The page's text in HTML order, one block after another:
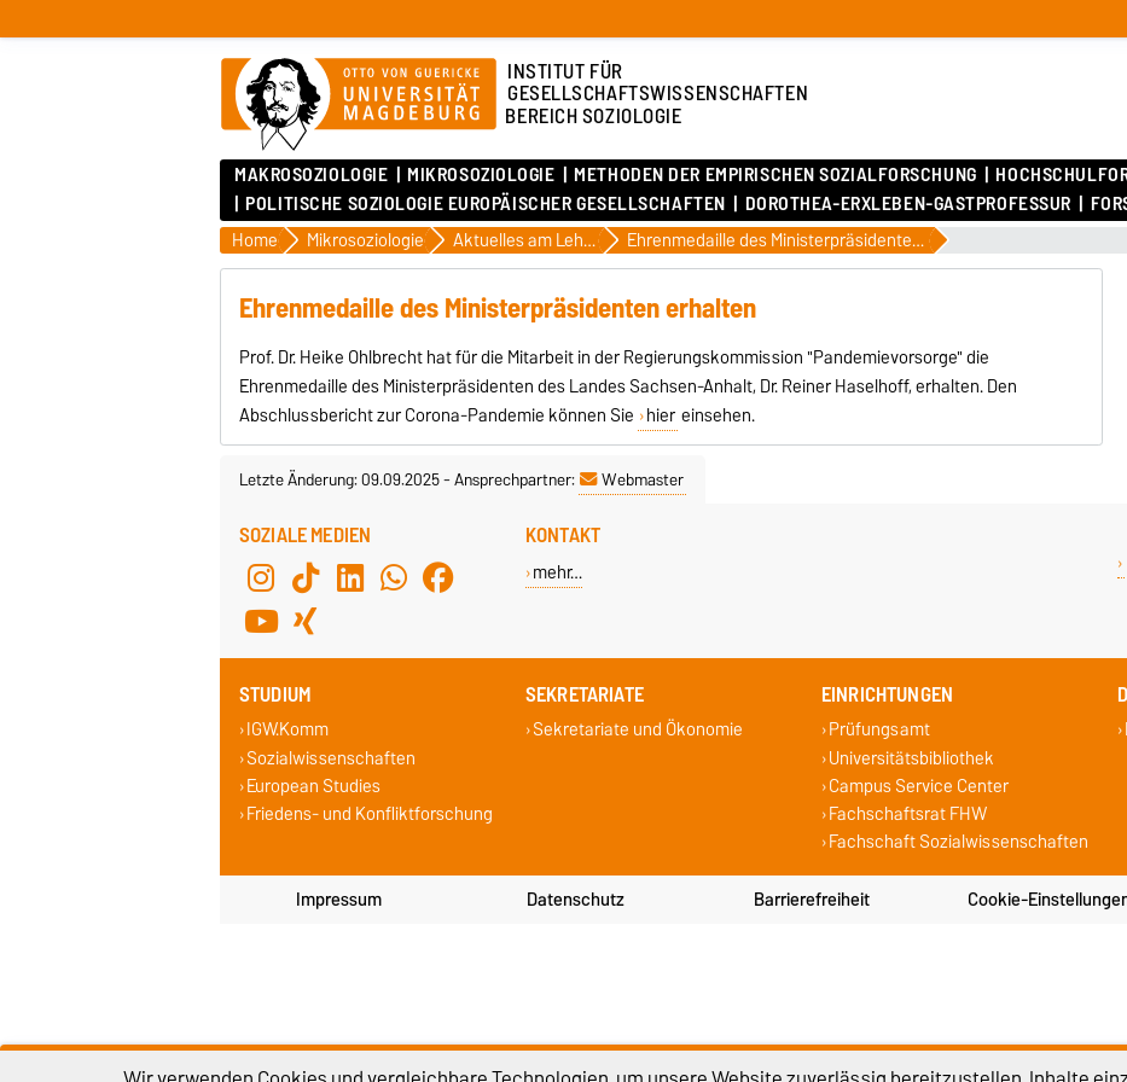
INSTITUT FÜR
GESELLSCHAFTSWISSENSCHAFTEN
BEREICH SOZIOLOGIE
MAKROSOZIOLOGIE MIKROSOZIOLOGIE METHODEN DER EMPIRISCHEN SOZIALFORSCHUNG
POLITISCHE SOZIOLOGIE EUROPÄISCHER GESELLSCHAFTEN
DOROTHEA-ERXLEBEN-GASTPROFESSUR
Home Mikrosoziologie Aktuelles am Lehrstuhl Ehrenmedaille des Ministerpräsidenten erhalten
Ehrenmedaille des Ministerpräsidenten erhalten
Prof. Dr. Heike Ohlbrecht hat für die Mitarbeit in der Regierungskommission "Pandemievorsorge" die
Ehrenmedaille des Ministerpräsidenten des Landes Sachsen-Anhalt, Dr. Reiner Haselhoff, erhalten. Den
Abschlussbericht zur Corona-Pandemie können Sie hier einsehen.
Letzte Änderung: 09.09.2025-Ansprechpartner: Webmaster
SOZIALE MEDIEN KONTAKT
mehr…
STUDIUM
IGW.Komm
Sozialwissenschaften
European Studies
Friedens- und Konfliktforschung
SEKRETARIATE
Sekretariate und Ökonomie
EINRICHTUNGEN
Prüfungsamt
Universitätsbibliothek
Campus Service Center
Fachschaftsrat FHW
Fachschaft Sozialwissenschaften
Impressum Datenschutz Barrierefreiheit Cookie-